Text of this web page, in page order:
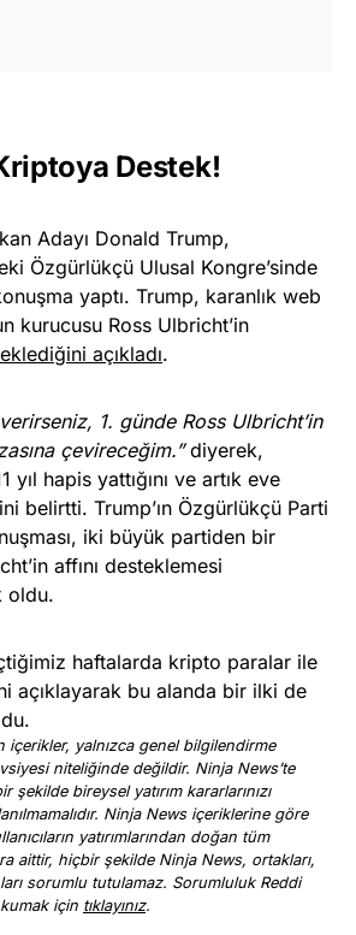
Destek!
Adayı Donald Trump,
Özgürlükçü Ulusal Kongre’sinde
yaptı. Trump, karanlık web
kurucusu Ross Ulbricht’in
açıkladı.
1. günde Ross Ulbricht’in
çevireceğim.”diyerek,
yıl hapis yattığını ve artık eve
belirtti. Trump’ın Özgürlükçü Parti
iki büyük partiden bir
affını desteklemesi
oldu.
haftalarda kripto paralar ile
açıklayarak bu alanda bir ilki de
içerikler, yalnızca genel bilgilendirme
niteliğinde değildir. Ninja News’te
şekilde bireysel yatırım kararlarınızı
Ninja News içeriklerine göre
yatırımlarından doğan tüm
aittir, hiçbir şekilde Ninja News, ortakları,
sorumlu tutulamaz. Sorumluluk Reddi
için tıklayınız.